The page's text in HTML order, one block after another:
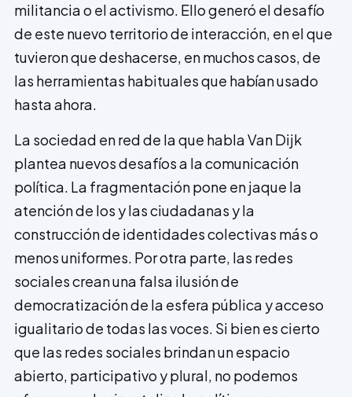
militancia o el activismo. Ello generó el desafío
de este nuevo territorio de interacción, en el que
tuvieron que deshacerse, en muchos casos, de
las herramientas habituales que habían usado
hasta ahora.
La sociedad en red de la que habla Van Dijk
plantea nuevos desafíos a la comunicación
política. La fragmentación pone en jaque la
atención de los y las ciudadanas y la
construcción de identidades colectivas más o
menos uniformes. Por otra parte, las redes
sociales crean una falsa ilusión de
democratización de la esfera pública y acceso
igualitario de todas las voces. Si bien es cierto
que las redes sociales brindan un espacio
abierto, participativo y plural, no podemos